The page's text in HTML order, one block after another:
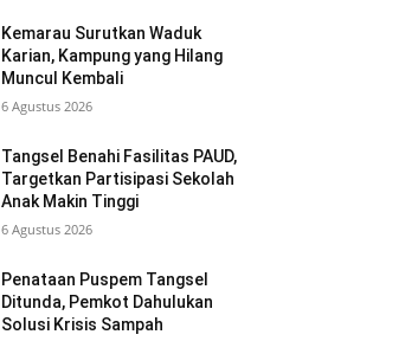
Kemarau Surutkan Waduk
Karian, Kampung yang Hilang
Muncul Kembali
6 Agustus 2026
Tangsel Benahi Fasilitas PAUD,
Targetkan Partisipasi Sekolah
Anak Makin Tinggi
6 Agustus 2026
Penataan Puspem Tangsel
Ditunda, Pemkot Dahulukan
Solusi Krisis Sampah